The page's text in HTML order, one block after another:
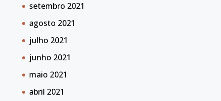
setembro 2021
agosto 2021
julho 2021
junho 2021
maio 2021
abril 2021